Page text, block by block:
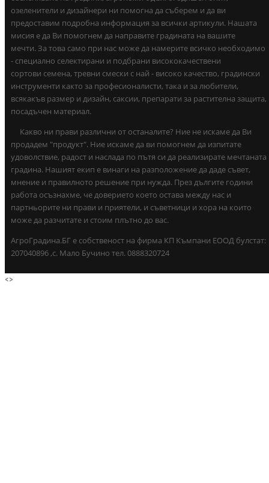
озеленители и дизайнери ни помогна да съберем и да ви
предоставим подробна информация за всички артикули. Нашата
мисия е да Ви помогнем да направите градината на вашите
мечти. За това само при нас може да намерите всичко необходимо
- специално селектирани и подбрани висококачествени
сортови семена, тревни смески с най - високо качество, градински
инструменти както за професионалисти, така и за любители,
всякакъв размер и дизайн, саксии, препарати за растителна защита,
посадъчен материал.
Какво ни прави различни от останалите? Ние не искаме да Ви
продадем "продукт". Ние искаме да ви помогнем да изпитате
удоволствие, радост и наслада по пътя си да реализирате мечтаната
градина. Нашият екип е винаги на разположение да даде съвет,
мнение и правилното решение при нужда. През дългите години
работа осъзнахме, че доверието което остава между нас и
партньорите ни прави и приятели, и съветници и хора на които
може да разчитате и стоим плътно до вас.
АгроГрадина.БГ е собственост на фирма КП Къмпани ЕООД булстат:
207040896 ,с. Мало Бучино тел. 0888320724
<>